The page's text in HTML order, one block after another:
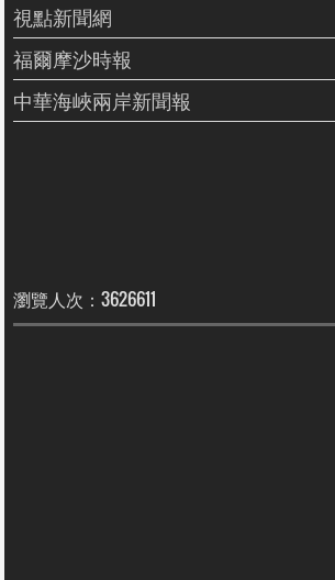
視點新聞網
福爾摩沙時報
中華海峽兩岸新聞報
瀏覽人次：3626611